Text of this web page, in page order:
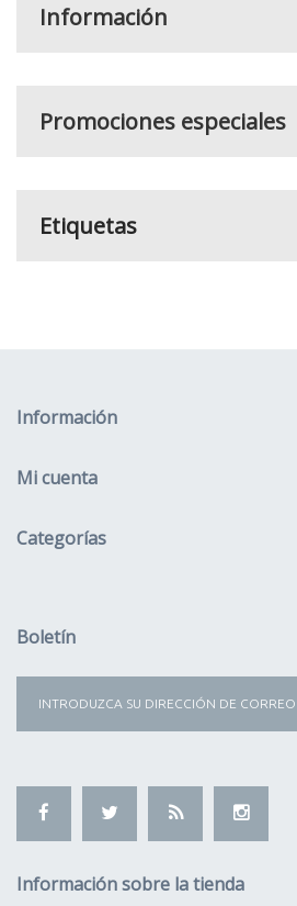
Información
Promociones especiales
Etiquetas
Información
Mi cuenta
Categorías
Boletín
Información sobre la tienda